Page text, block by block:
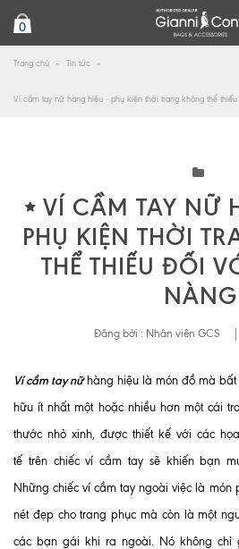
0
Trang chủ Tin tức
Ví cầm tay nữ hàng hiệu - phụ kiện thời trang không thể
VÍ CẦM TAY NỮ
PHỤ KIỆN THỜI
THỂ THIẾU ĐỐI
NÀNG
Đăng bởi : Nhân viên GCS
Ví cầm tay nữhàng hiệu là món đồ mà bất
hữu ít nhất một hoặc nhiều hơn một cái
thước nhỏ xinh, được thiết kế với các
tế trên chiếc ví cầm tay sẽ khiến bạn
Những chiếc ví cầm tay ngoài việc là món
nét đẹp cho trang phục mà còn là một
các bạn gái khi ra ngoài. Nó không chỉ